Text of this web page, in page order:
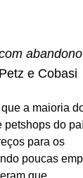
e Cobasi
a maioria
petshops do
para os
poucas